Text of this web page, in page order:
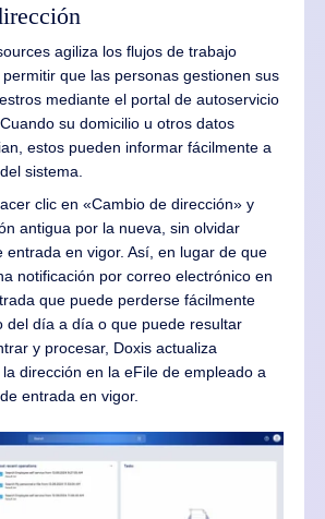
agiliza los flujos de trabajo
que las personas gestionen sus
mediante el portal de autoservicio
su domicilio u otros datos
estos pueden informar fácilmente a
sistema.
clic en «Cambio de dirección» y
antigua por la nueva, sin olvidar
entrada en vigor. Así, en lugar de que
notificación por correo electrónico en
que puede perderse fácilmente
del día a día o que puede resultar
y procesar, Doxis actualiza
dirección en la eFile de empleado a
entrada en vigor.